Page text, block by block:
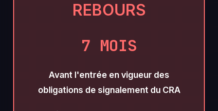
REBOURS
7 MOIS
Avant l'entrée en vigueur des
obligations de signalement du CRA